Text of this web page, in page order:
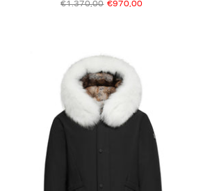
€1.370,00 €970,00